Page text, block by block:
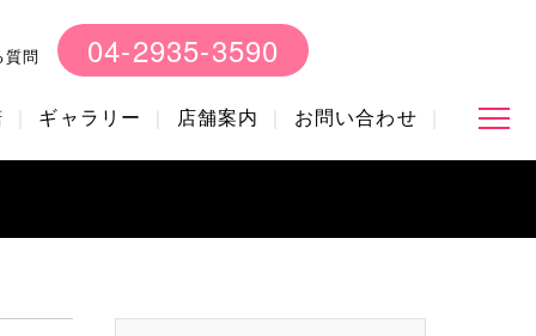
問 04-2935-3590
ギャラリー 店舗案内 お問い合わせ